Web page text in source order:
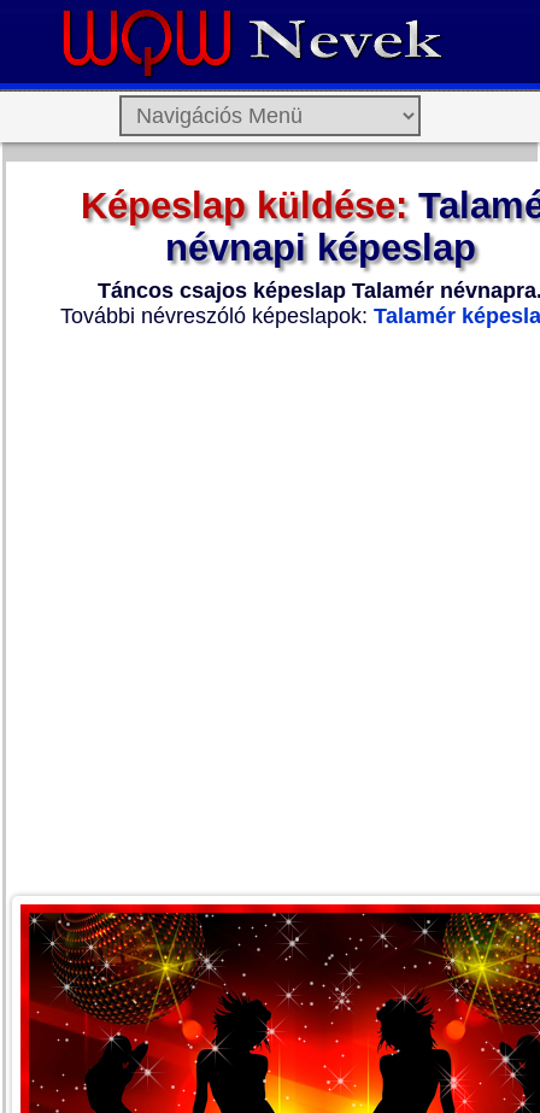
Képeslap küldése:
névnapi képeslap
Táncos csajos képeslap Talamér
További névreszóló képeslapok:Talamér